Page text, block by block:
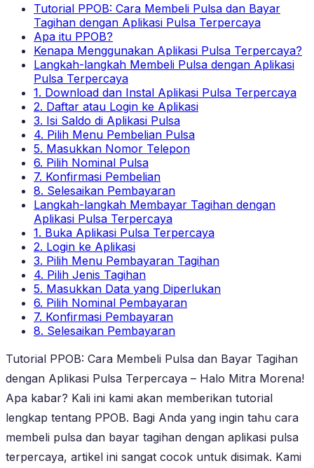
Tutorial PPOB: Cara Membeli Pulsa dan Bayar
Tagihan dengan Aplikasi Pulsa Terpercaya
Apa itu PPOB?
Kenapa Menggunakan Aplikasi Pulsa Terpercaya?
Langkah-langkah Membeli Pulsa dengan Aplikasi
Pulsa Terpercaya
1. Download dan Instal Aplikasi Pulsa Terpercaya
2. Daftar atau Login ke Aplikasi
3. Isi Saldo di Aplikasi Pulsa
4. Pilih Menu Pembelian Pulsa
5. Masukkan Nomor Telepon
6. Pilih Nominal Pulsa
7. Konfirmasi Pembelian
8. Selesaikan Pembayaran
Langkah-langkah Membayar Tagihan dengan
Aplikasi Pulsa Terpercaya
1. Buka Aplikasi Pulsa Terpercaya
2. Login ke Aplikasi
3. Pilih Menu Pembayaran Tagihan
4. Pilih Jenis Tagihan
5. Masukkan Data yang Diperlukan
6. Pilih Nominal Pembayaran
7. Konfirmasi Pembayaran
8. Selesaikan Pembayaran
Tutorial PPOB: Cara Membeli Pulsa dan Bayar Tagihan
dengan Aplikasi Pulsa Terpercaya – Halo Mitra Morena!
Apa kabar? Kali ini kami akan memberikan tutorial
lengkap tentang PPOB. Bagi Anda yang ingin tahu cara
membeli pulsa dan bayar tagihan dengan aplikasi pulsa
terpercaya, artikel ini sangat cocok untuk disimak. Kami